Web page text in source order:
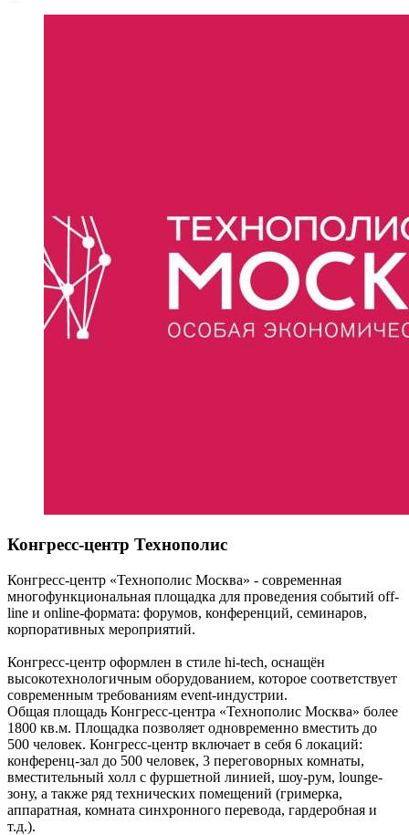
Конгресс-центр Технополис
Конгресс-центр «Технополис Москва» - современная
многофункциональная площадка для проведения событий off-
line и online-формата: форумов, конференций, семинаров,
корпоративных мероприятий.
Конгресс-центр оформлен в стиле hi-tech, оснащён
высокотехнологичным оборудованием, которое соответствует
современным требованиям event-индустрии.
Общая площадь Конгресс-центра «Технополис Москва» более
1800 кв.м. Площадка позволяет одновременно вместить до
500 человек. Конгресс-центр включает в себя 6 локаций:
конференц-зал до 500 человек, 3 переговорных комнаты,
вместительный холл с фуршетной линией, шоу-рум, lounge-
зону, а также ряд технических помещений (гримерка,
аппаратная, комната синхронного перевода, гардеробная и
т.д.).